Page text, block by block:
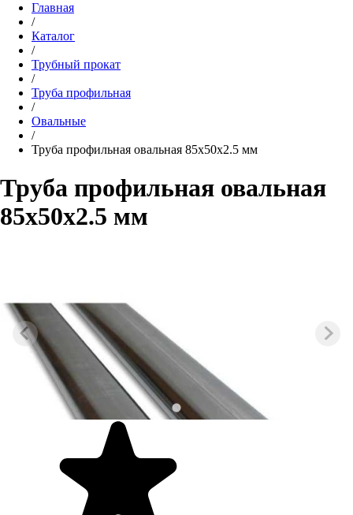
Главная
/
Каталог
/
Трубный прокат
/
Труба профильная
/
Овальные
/
Труба профильная овальная 85х50х2.5 мм
Труба профильная овальная
85х50х2.5 мм